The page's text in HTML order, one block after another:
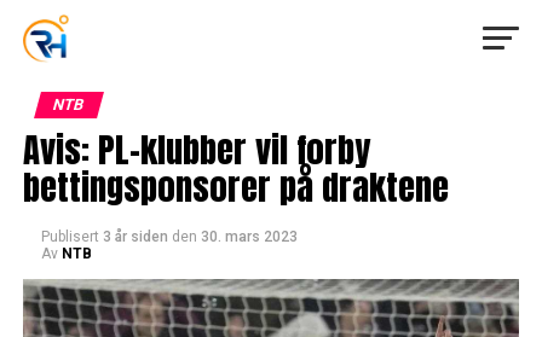
NTB
Avis: PL-klubber vil forby
bettingsponsorer på draktene
Publisert 3 år siden den 30. mars 2023
Av NTB